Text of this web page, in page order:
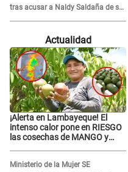
tras acusar a Naldy Saldaña de ser
PAREJA del músico: "Lo dejo en
Actualidad
¡Alerta en Lambayeque! El
intenso calor pone en RIESGO
las cosechas de MANGO y
Ministerio de la Mujer SE